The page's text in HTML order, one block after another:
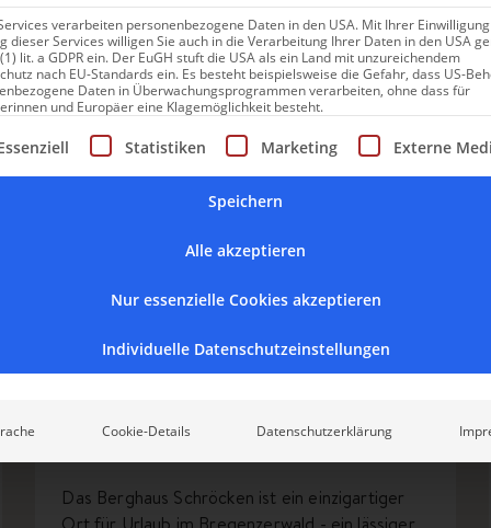
SCHRÖCKEN
Berghaus Schröcken: Mehr als
Bregenzerwald
Das Berghaus Schröcken ist ein einzigartiger
verarbeiten personenbezogene Daten in den USA. Mit Ihrer
dieser Services willigen Sie auch in die Verarbeitung Ihrer Daten in den USA
lit. a GDPR ein. Der EuGH stuft die USA als ein Land mit unzureichendem
nach EU-Standards ein. Es besteht beispielsweise die Gefahr, dass US-
Daten in Überwachungsprogrammen verarbeiten, ohne dass für
und Europäer eine Klagemöglichkeit besteht.
eine Liste der Service-Gruppen, für die eine Einwilligung
Statistiken Marketing Externe
Speichern
Alle akzeptieren
Nur essenzielle Cookies akzeptieren
Individuelle Datenschutzeinstellungen
Cookie-Details Datenschutzerklärung